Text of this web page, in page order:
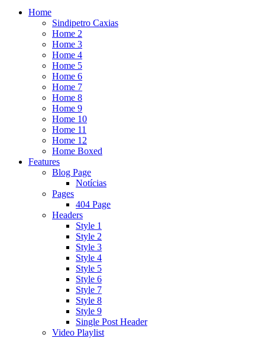
Home
Sindipetro Caxias
Home 2
Home 3
Home 4
Home 5
Home 6
Home 7
Home 8
Home 9
Home 10
Home 11
Home 12
Home Boxed
Features
Blog Page
Notícias
Pages
404 Page
Headers
Style 1
Style 2
Style 3
Style 4
Style 5
Style 6
Style 7
Style 8
Style 9
Single Post Header
Video Playlist